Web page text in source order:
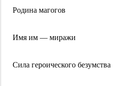
Родина магогов
Имя им — миражи
Сила героического безумства